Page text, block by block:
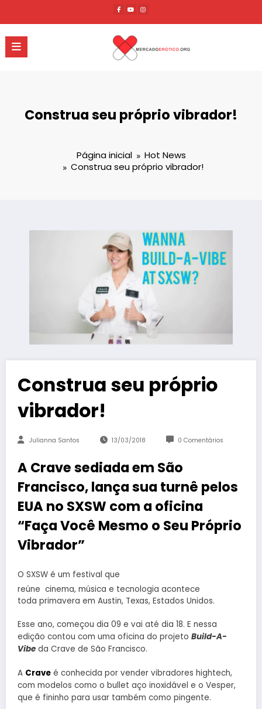
o
conteúdo
Construa seu próprio vibrador!
Página inicial
Hot News
Construa seu próprio vibrador!
Construa seu próprio
vibrador!
Julianna Santos 13/03/2018 0 Comentários
A Crave sediada em São
Francisco, lança sua turnê pelos
EUA no SXSW com a oficina
“Faça Você Mesmo o Seu Próprio
Vibrador”
O SXSW é um festival que
reúne cinema, música e tecnologia acontece
toda primavera em Austin, Texas, Estados Unidos.
Esse ano, começou dia 09 e vai até dia 18. E nessa
edição contou com uma oficina do projeto Build-A-
Vibe da Crave de São Francisco.
A Crave é conhecida por vender vibradores hightech,
com modelos como o bullet aço inoxidável e o Vesper,
que é fininho para usar também como pingente.